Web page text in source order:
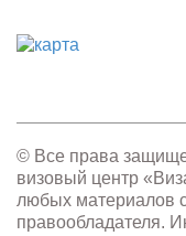
© Все права
визовый центр
любых материалов
правообладателя.